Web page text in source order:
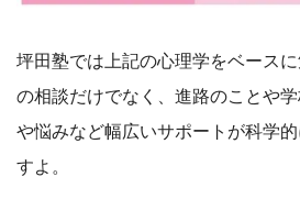
坪田塾では上記の心理学をベース
の相談だけでなく、進路のことや
や悩みなど幅広いサポートが科学
すよ。